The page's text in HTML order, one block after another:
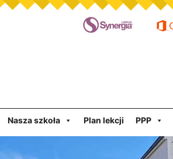
Nasza szkoła Plan lekcji PPP